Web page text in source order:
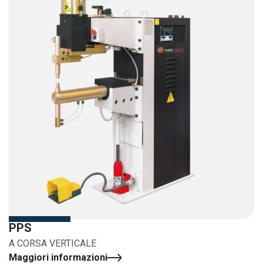
PPS
A CORSA VERTICALE
Maggiori informazioni